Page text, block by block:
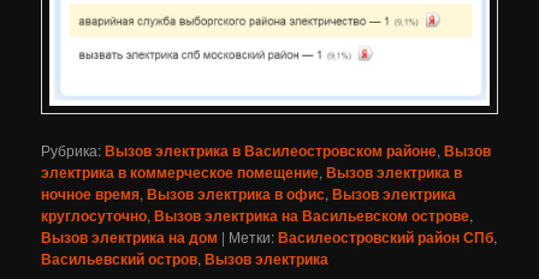
Рубрика:Вызов электрика в Василеостровском районе,Вызов
электрика в коммерческое помещение,Вызов электрика в
ночное время,Вызов электрика в офис,Вызов электрика
круглосуточно,Вызов электрика на Васильевском острове,
Вызов электрика на дом | Метки:Василеостровский район СПб,
Васильевский остров,Вызов электрика